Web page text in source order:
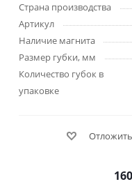
Страна производства
Артикул
Наличие магнита
Размер губки, мм
Количество губок в
упаковке
Отложить
160